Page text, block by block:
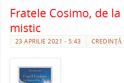
Fratele Cosimo, de
mistic
23 APRILIE 2021 - 5:43 CREDINȚĂ